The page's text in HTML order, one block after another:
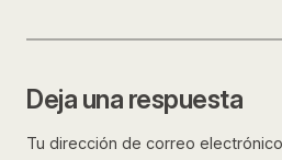
Deja una respuesta
Tu dirección de correo